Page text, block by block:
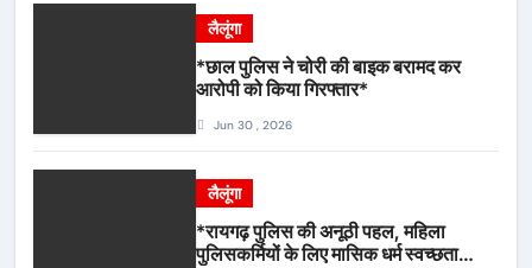
लैलूंगा
*छाल पुलिस ने चोरी की बाइक बरामद कर
आरोपी को किया गिरफ्तार*
Jun 30 , 2026
लैलूंगा
*रायगढ़ पुलिस की अनूठी पहल, महिला
पुलिसकर्मियों के लिए मासिक धर्म स्वच्छता